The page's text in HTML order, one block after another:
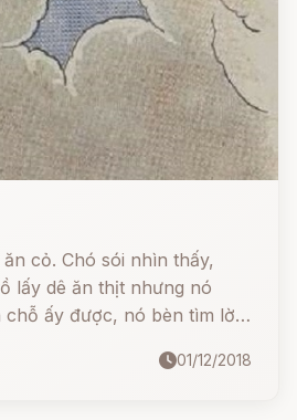
cỏ. Chó sói nhìn thấy,
lấy dê ăn thịt nhưng nó
chỗ ấy được, nó bèn tìm lời
01/12/2018